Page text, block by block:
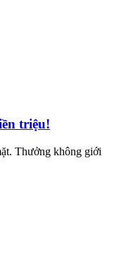
triệu!
Thưởng không giới